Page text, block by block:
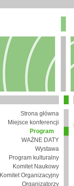
Strona główna
Miejsce konferencji
Program
WAŻNE DATY
Wystawa
Program kulturalny
Komitet Naukowy
Komitet Organizacyjny
Organizatorzy